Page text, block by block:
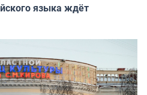
языка ждёт